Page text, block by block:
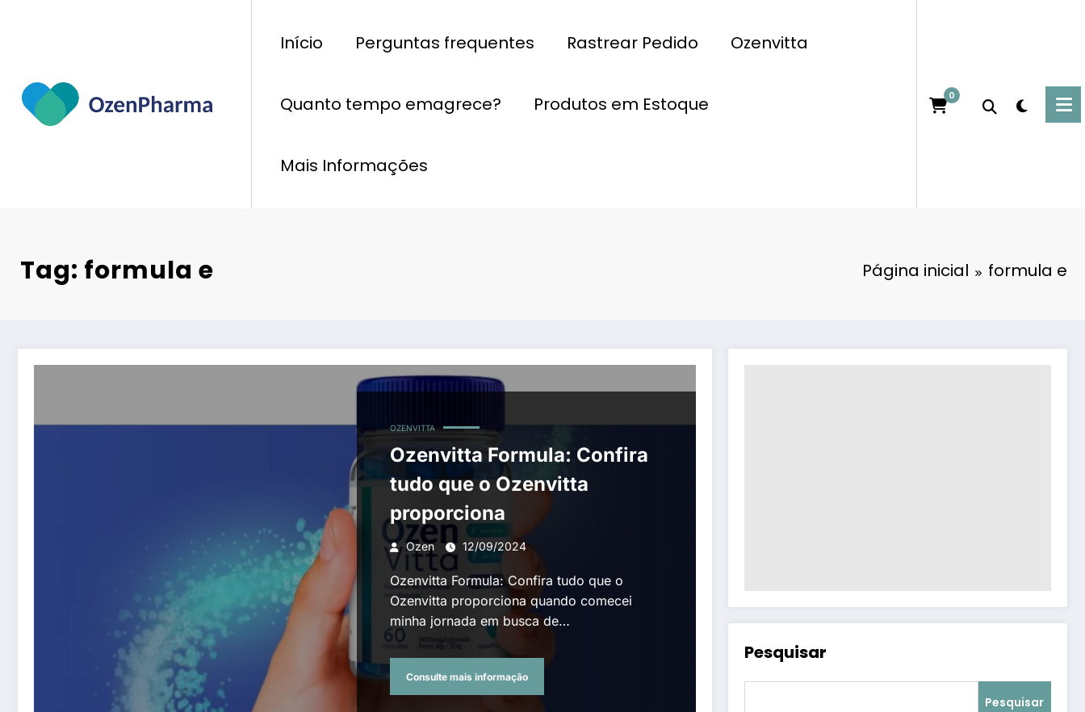
Início Perguntas frequentes Rastrear Pedido Ozenvitta
Quanto tempo emagrece? Produtos em Estoque
Mais Informações
0
Tag: formula e Página inicial formula e
OZENVITTA
Ozenvitta Formula: Confira
tudo que o Ozenvitta
proporciona
Ozen 12/09/2024
Ozenvitta Formula: Confira tudo que o
Ozenvitta proporciona quando comecei
minha jornada em busca de…
Consulte mais informação
Pesquisar
Pesquisar